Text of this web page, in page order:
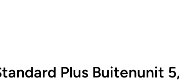
Plus Buitenunit